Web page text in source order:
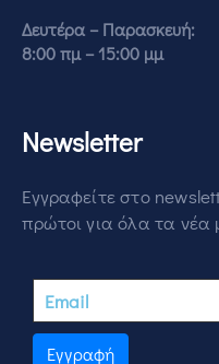
Δευτέρα – Παρασκευή:
8:00 πμ – 15:00 μμ
Newsletter
Εγγραφείτε στο
πρώτοι για όλα τα νέα
Εγγραφή